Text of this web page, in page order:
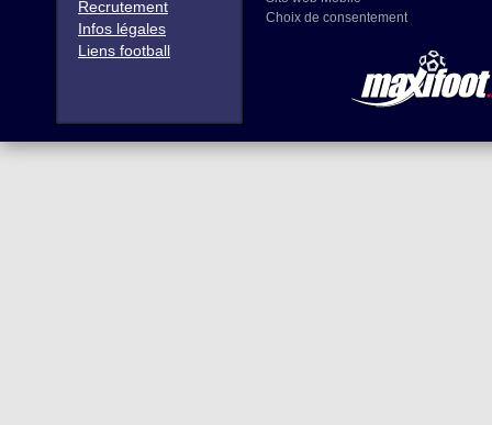
Recrutement
Infos légales
Liens football
Choix de consentement